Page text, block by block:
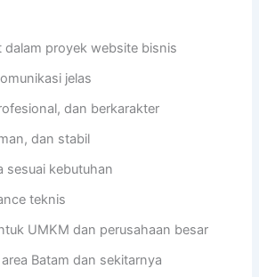
dalam proyek website bisnis
jelas
dan berkarakter
dan stabil
sesuai kebutuhan
teknis
UMKM dan perusahaan besar
Batam dan sekitarnya